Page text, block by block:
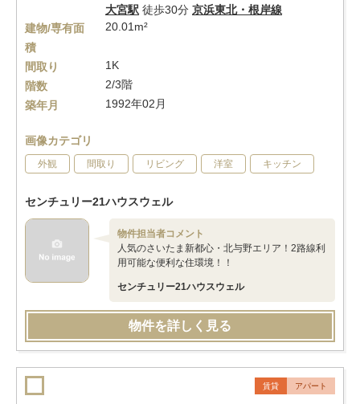
大宮駅 徒歩30分 京浜東北・根岸線
建物/専有面
積
20.01m²
間取り
1K
階数
2/3階
築年月
1992年02月
画像カテゴリ
外観 間取り リビング 洋室 キッチン
センチュリー21ハウスウェル
物件担当者コメント
人気のさいたま新都心・北与野エリア！2路線利
用可能な便利な住環境！！
センチュリー21ハウスウェル
物件を詳しく見る
賃貸 アパート